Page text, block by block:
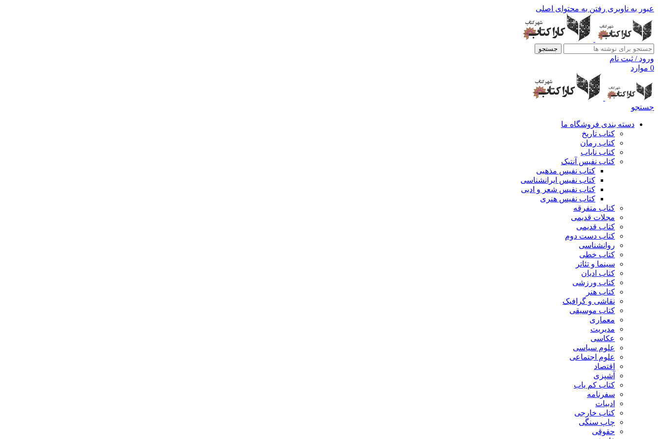
عبور به ناوبری رفتن به محتوای اصلی
جستجو
ورود / ثبت نام
0 موارد
جستجو
دسته بندی فروشگاه ما
کتاب تاریخ
کتاب رمان
کتاب نایاب
کتاب نفیس آنتیک
کتاب نفیس مذهبی
کتاب نفیس ایرانشناسی
کتاب نفیس شعر و ادبی
کتاب نفیس هنری
کتاب متفرقه
مجلات قدیمی
کتاب قدیمی
کتاب دست دوم
روانشناسی
کتاب خطی
سینما و تئاتر
کتاب ادیان
کتاب ورزشی
کتاب هنر
نقاشی و گرافیک
کتاب موسیقی
معماری
مدیریت
عکاسی
علوم سیاسی
علوم اجتماعی
اقتصاد
آشپزی
کتاب کم یاب
سفرنامه
ادبیات
کتاب خارجی
چاپ سنگی
حقوقی